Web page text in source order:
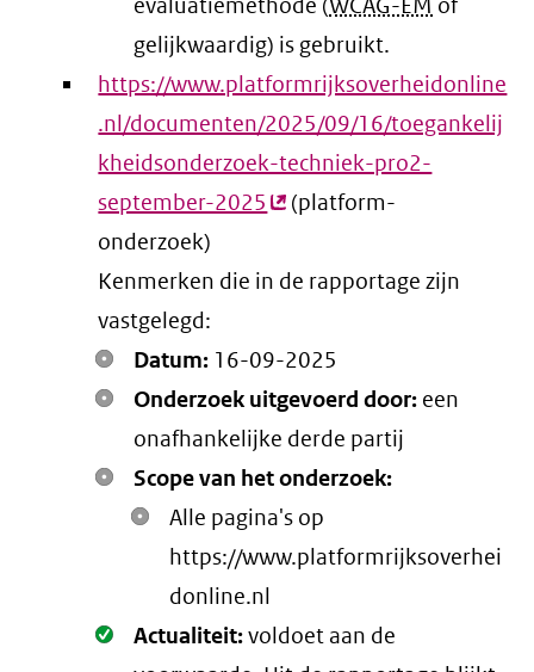
evaluatiemethode (WCAG-EM of
gelijkwaardig) is gebruikt.
https://www.platformrijksoverheidonline
.nl/documenten/2025/09/16/toegankelij
kheidsonderzoek-techniek-pro2-
september-2025 (externe
(platform-
onderzoek)
Kenmerken die in de rapportage zijn
vastgelegd:
Datum: 16-09-2025
Onderzoek uitgevoerd door: een
onafhankelijke derde partij
Scope van het onderzoek:
Alle pagina's op
https://www.platformrijksoverhei
donline.nl
Oké.
Actualiteit:voldoet aan de